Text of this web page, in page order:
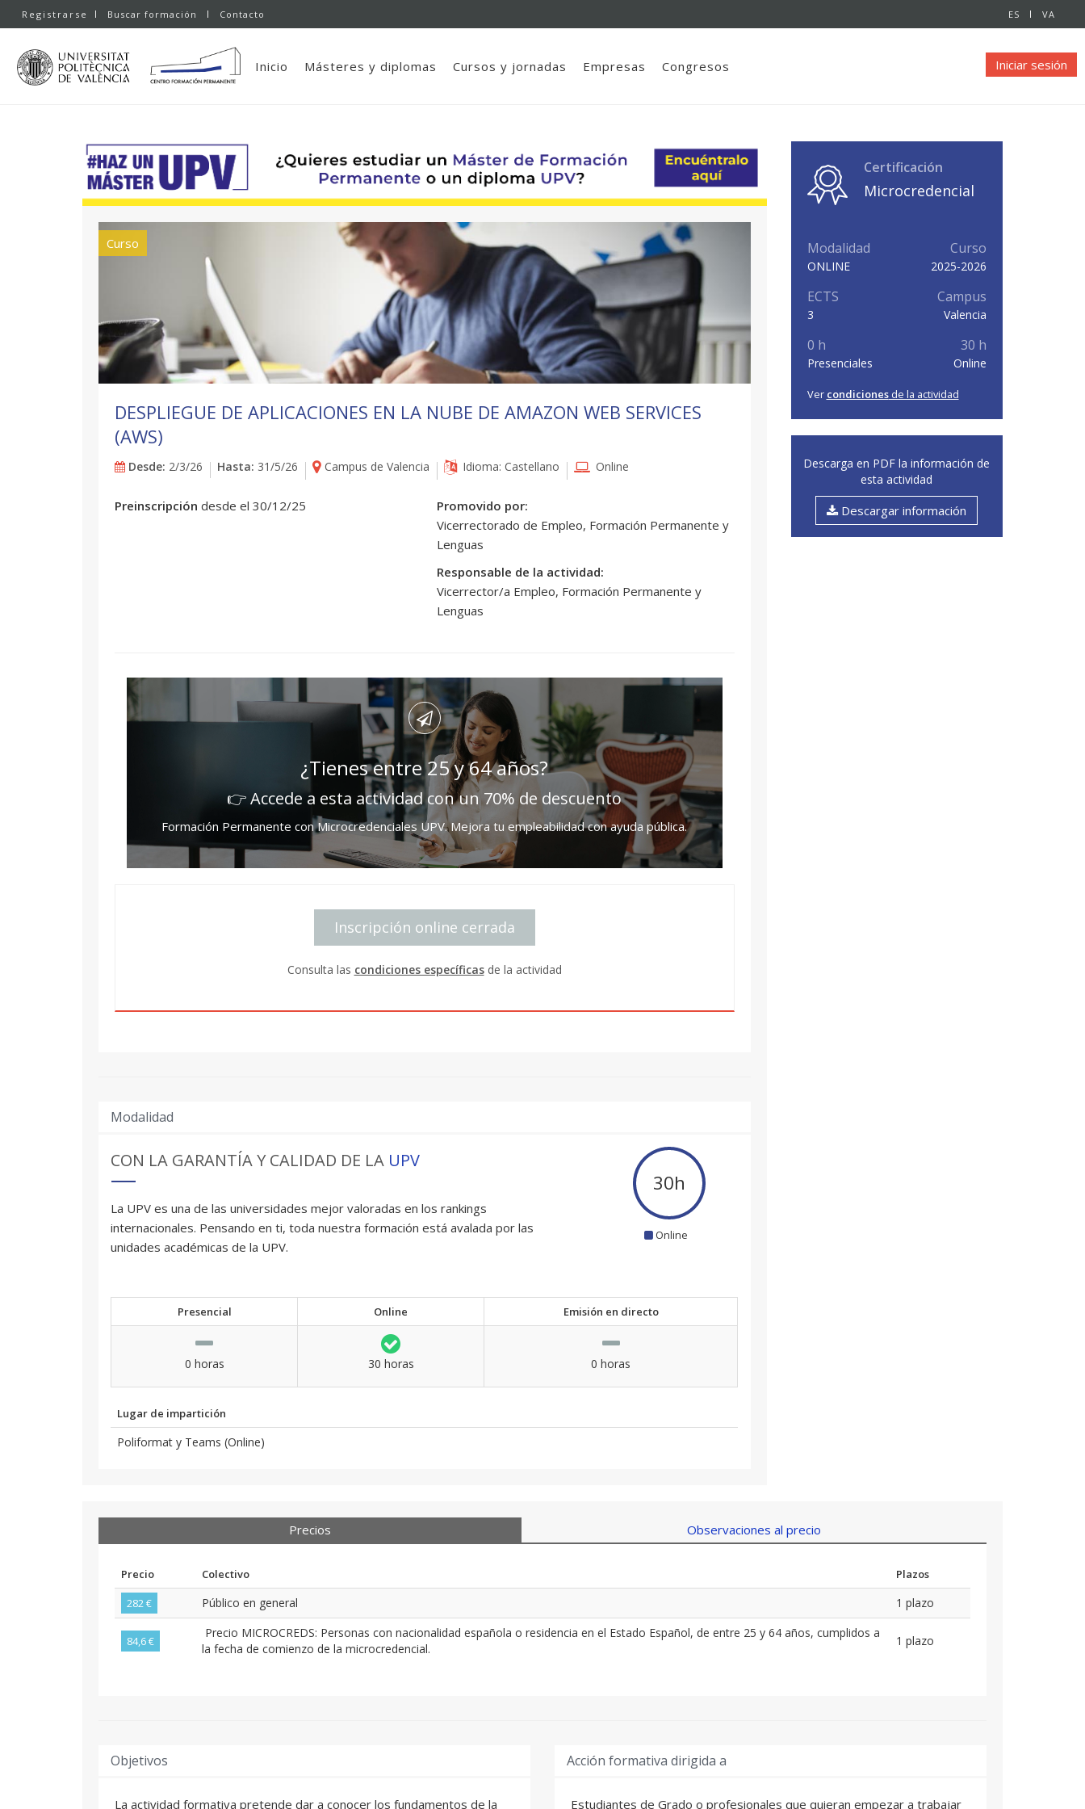
Registrarse Buscar formación Contacto ES VA
Iniciar sesión
Inicio Másteres y diplomas Cursos y jornadas Empresas Congresos
Curso
DESPLIEGUE DE APLICACIONES EN LA NUBE DE AMAZON WEB SERVICES
(AWS)
Desde: 2/3/26 Hasta: 31/5/26 Campus de Valencia Idioma: Castellano Online
Preinscripción desde el 30/12/25
Promovido por:
Vicerrectorado de Empleo, Formación Permanente y
Lenguas
Responsable de la actividad:
Vicerrector/a Empleo, Formación Permanente y
Lenguas
¿Tienes entre 25 y 64 años?
👉 Accede a esta actividad con un 70% de descuento
Formación Permanente con Microcredenciales UPV. Mejora tu empleabilidad con ayuda pública.
Inscripción online cerrada
Consulta las condiciones específicasde la actividad
Modalidad
CON LA GARANTÍA Y CALIDAD DE LA UPV
La UPV es una de las universidades mejor valoradas en los rankings
internacionales. Pensando en ti, toda nuestra formación está avalada por las
unidades académicas de la UPV.
30h
Online
Presencial Online Emisión en directo
0 horas 30 horas 0 horas
Lugar de impartición
Poliformat y Teams (Online)
Certificación
Microcredencial
Modalidad
ONLINE
Curso
2025-2026
ECTS
3
Campus
Valencia
0 h
Presenciales
30 h
Online
Ver condicionesde la actividad
Descarga en PDF la información de
esta actividad
Descargar información
Precios Observaciones al precio
Precio Colectivo
Plazos
282 €
Público en general 1 plazo
84,6 €
Precio MICROCREDS: Personas con nacionalidad española o residencia en el Estado Español, de entre 25 y 64 años, cumplidos a
la fecha de comienzo de la microcredencial.
1 plazo
Objetivos
La actividad formativa pretende dar a conocer los fundamentos de la
Acción formativa dirigida a
Estudiantes de Grado o profesionales que quieran empezar a trabajar